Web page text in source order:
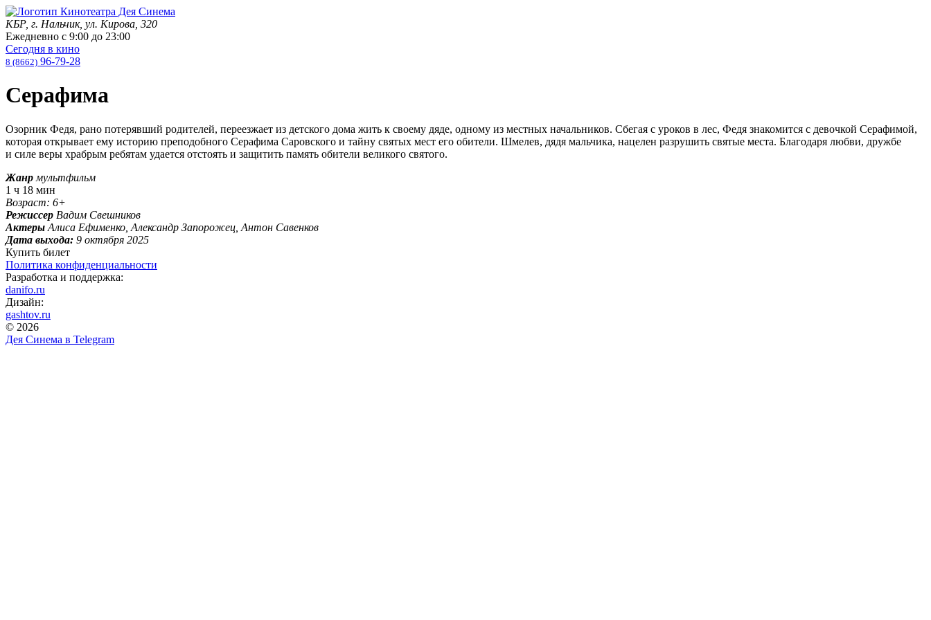
КБР, г. Нальчик, ул. Кирова, 320
Ежедневно с 9:00 до 23:00
Сегодня в кино
8 (8662) 96-79-28
Серафима
Озорник Федя, рано потерявший родителей, переезжает из детского дома жить к своему дяде, одному из местных начальников. Сбегая с уроков в лес, Федя знакомится с девочкой Серафимой,
которая открывает ему историю преподобного Серафима Саровского и тайну святых мест его обители. Шмелев, дядя мальчика, нацелен разрушить святые места. Благодаря любви, дружбе
и силе веры храбрым ребятам удается отстоять и защитить память обители великого святого.
Жанр мультфильм
1 ч 18 мин
Возраст: 6+
Режиссер Вадим Свешников
Актеры Алиса Ефименко, Александр Запорожец, Антон Савенков
Дата выхода: 9 октября 2025
Купить билет
Политика конфиденциальности
Разработка и поддержка:
danifo.ru
Дизайн:
gashtov.ru
© 2026
Дея Синема в Telegram